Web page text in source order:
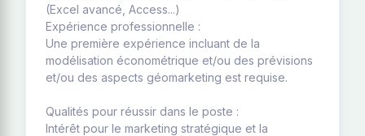
(Excel avancé, Access...)
Expérience professionnelle :
Une première expérience incluant de la
modélisation économétrique et/ou des prévisions
et/ou des aspects géomarketing est requise.
Qualités pour réussir dans le poste :
Intérêt pour le marketing stratégique et la